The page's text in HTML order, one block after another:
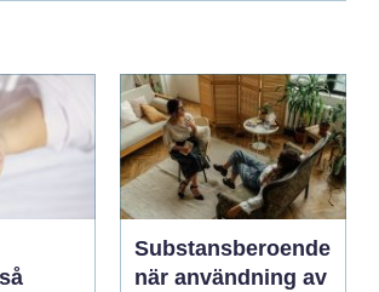
Substansberoende
när användning av